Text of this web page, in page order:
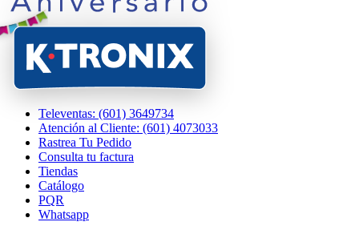
Televentas: (601) 3649734
Atención al Cliente: (601) 4073033
Rastrea Tu Pedido
Consulta tu factura
Tiendas
Catálogo
PQR
Whatsapp